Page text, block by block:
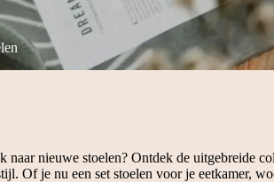
naar nieuwe stoelen? Ontdek de uitgebreide
Of je nu een set stoelen voor je eetkamer,